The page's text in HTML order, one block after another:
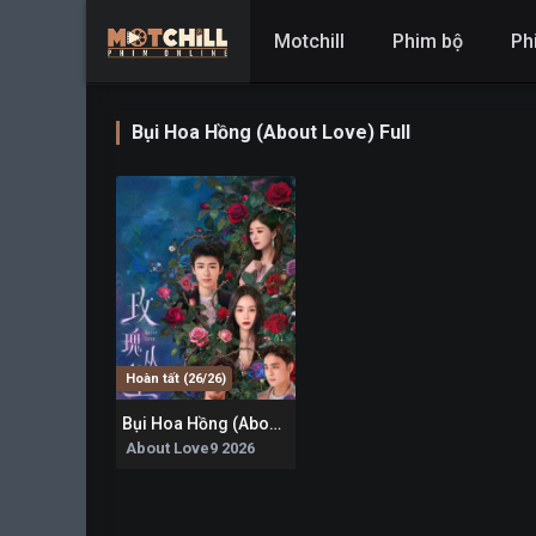
Motchill Phim bộ
Bụi Hoa Hồng (About Love) Full
Hoàn tất (26/26)
0
Bụi Hoa Hồng (About Love)
About Love9 2026